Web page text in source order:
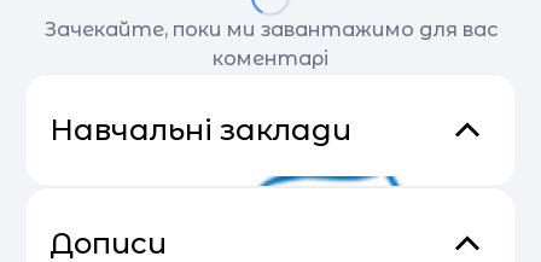
Зачекайте, поки ми завантажимо для вас
коментарі
Навчальні заклади
Дописи